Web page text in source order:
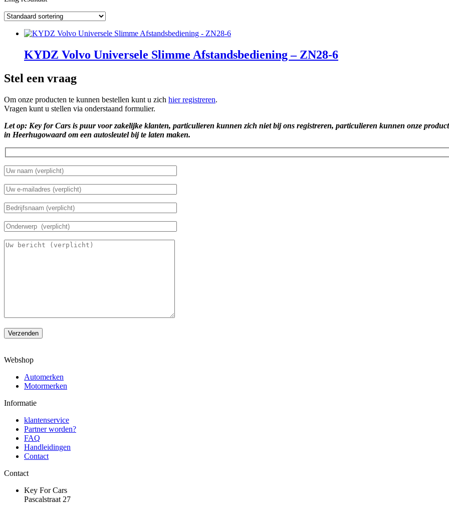
KYDZ Volvo Universele Slimme Afstandsbediening – ZN28-6
Stel een vraag
Om onze producten te kunnen bestellen kunt u zich hier registreren.
Vragen kunt u stellen via onderstaand formulier.
Let op: Key for Cars is puur voor zakelijke klanten, particulieren kunnen zich niet bij ons registreren, particulieren kunnen onze
in Heerhugowaard om een autosleutel bij te laten maken.
Verzenden
Webshop
Automerken
Motormerken
Informatie
klantenservice
Partner worden?
FAQ
Handleidingen
Contact
Contact
Key For Cars
Pascalstraat 27